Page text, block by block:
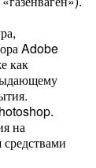
Adobe
как
на